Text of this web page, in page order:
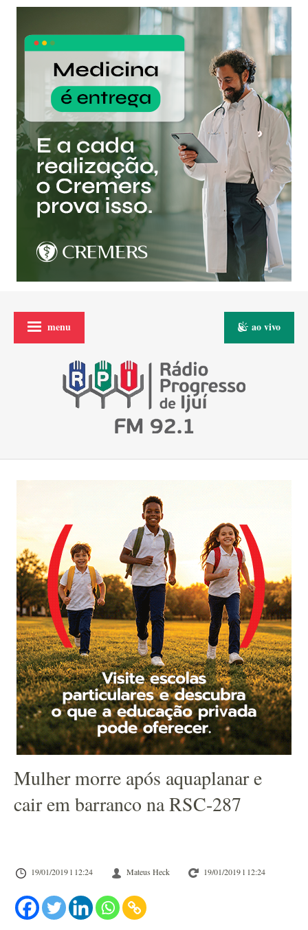
menu ao vivo
Mulher morre após aquaplanar e
cair em barranco na RSC-287
19/01/2019 l 12:24 Mateus Heck 19/01/2019 l 12:24